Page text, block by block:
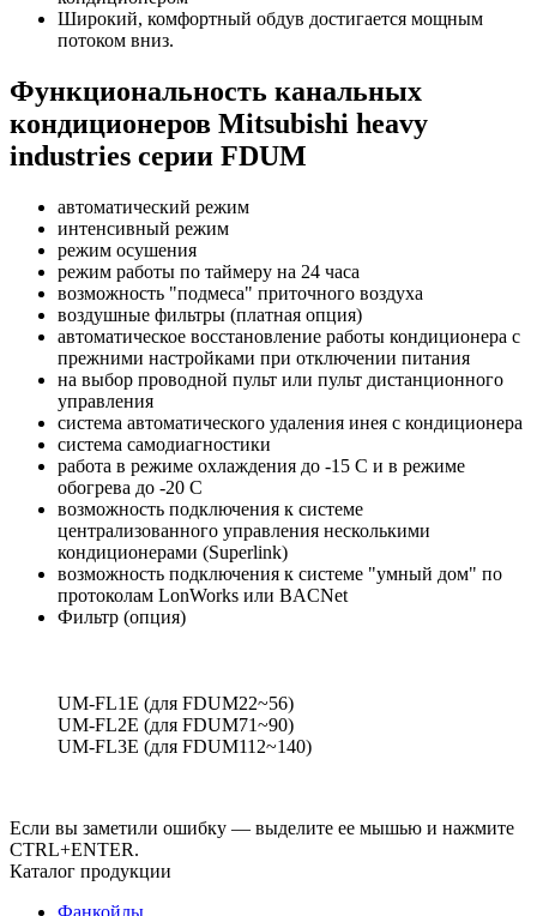
Широкий, комфортный обдув достигается мощным
потоком вниз.
Функциональность канальных
кондиционеров Mitsubishi heavy
industries серии FDUM
автоматический режим
интенсивный режим
режим осушения
режим работы по таймеру на 24 часа
возможность "подмеса" приточного воздуха
воздушные фильтры (платная опция)
автоматическое восстановление работы кондиционера с
прежними настройками при отключении питания
на выбор проводной пульт или пульт дистанционного
управления
система автоматического удаления инея с кондиционера
система самодиагностики
работа в режиме охлаждения до -15 С и в режиме
обогрева до -20 С
возможность подключения к системе
централизованного управления несколькими
кондиционерами (Superlink)
возможность подключения к системе "умный дом" по
протоколам LonWorks или BACNet
Фильтр (опция)
UM-FL1E (для FDUM22~56)
UM-FL2E (для FDUM71~90)
UM-FL3E (для FDUM112~140)
Если вы заметили ошибку — выделите ее мышью и нажмите
CTRL+ENTER.
Каталог продукции
Фанкойлы